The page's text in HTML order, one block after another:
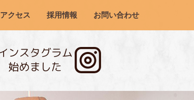
アクセス 採用情報 お問い合わせ